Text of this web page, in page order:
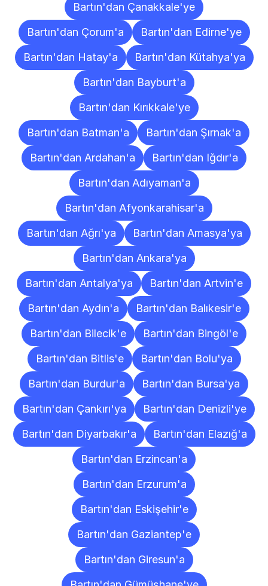
Bartın'dan Çanakkale'ye
Bartın'dan Çorum'a
Bartın'dan Edirne'ye
Bartın'dan Hatay'a
Bartın'dan Kütahya'ya
Bartın'dan Bayburt'a
Bartın'dan Kırıkkale'ye
Bartın'dan Batman'a
Bartın'dan Şırnak'a
Bartın'dan Ardahan'a
Bartın'dan Iğdır'a
Bartın'dan Adıyaman'a
Bartın'dan Afyonkarahisar'a
Bartın'dan Ağrı'ya
Bartın'dan Amasya'ya
Bartın'dan Ankara'ya
Bartın'dan Antalya'ya
Bartın'dan Artvin'e
Bartın'dan Aydın'a
Bartın'dan Balıkesir'e
Bartın'dan Bilecik'e
Bartın'dan Bingöl'e
Bartın'dan Bitlis'e
Bartın'dan Bolu'ya
Bartın'dan Burdur'a
Bartın'dan Bursa'ya
Bartın'dan Çankırı'ya
Bartın'dan Denizli'ye
Bartın'dan Diyarbakır'a
Bartın'dan Elazığ'a
Bartın'dan Erzincan'a
Bartın'dan Erzurum'a
Bartın'dan Eskişehir'e
Bartın'dan Gaziantep'e
Bartın'dan Giresun'a